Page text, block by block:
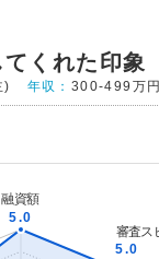
くれた印象
) 年収： 300-499万円